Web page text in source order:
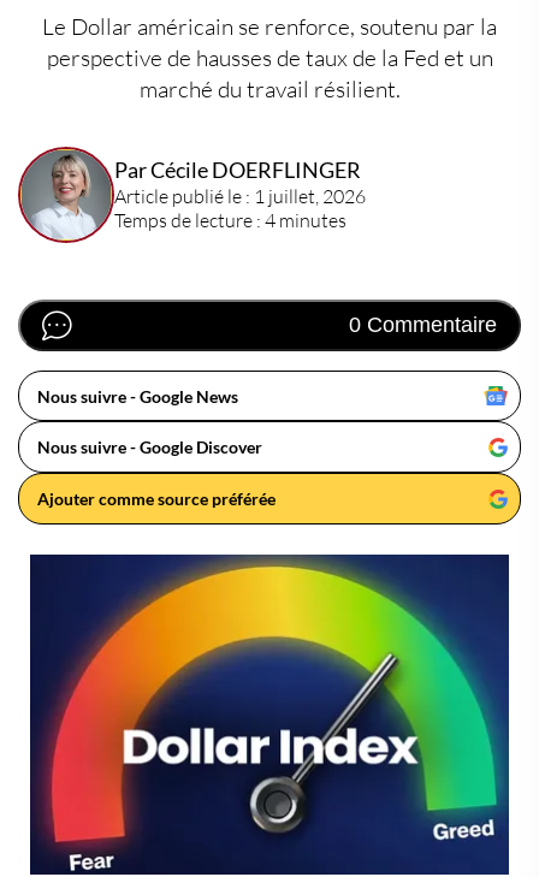
Le Dollar américain se renforce, soutenu par la
perspective de hausses de taux de la Fed et un
marché du travail résilient.
Par Cécile DOERFLINGER
Article publié le : 1 juillet, 2026
Temps de lecture : 4 minutes
0 Commentaire
Nous suivre - Google News
Nous suivre - Google Discover
Ajouter comme source préférée